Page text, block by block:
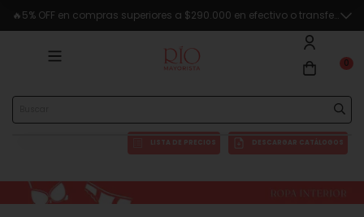
🔥5% OFF en compras superiores a $290.000 en efectivo o transferencia
0
LISTA DE PRECIOS DESCARGAR CATÁLOGOS